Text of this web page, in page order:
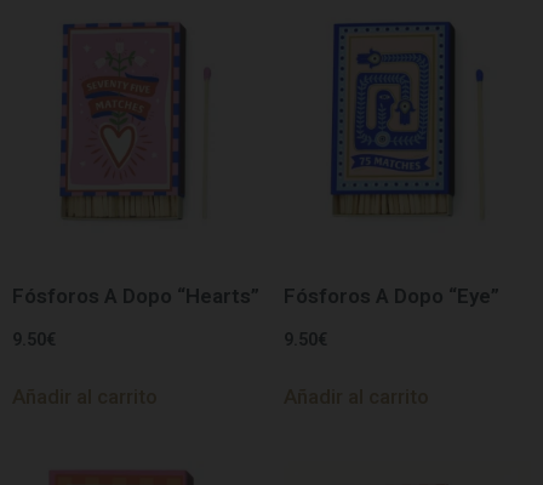
Fósforos A Dopo “Hearts”
9.50€
Fósforos A Dopo “Eye”
9.50€